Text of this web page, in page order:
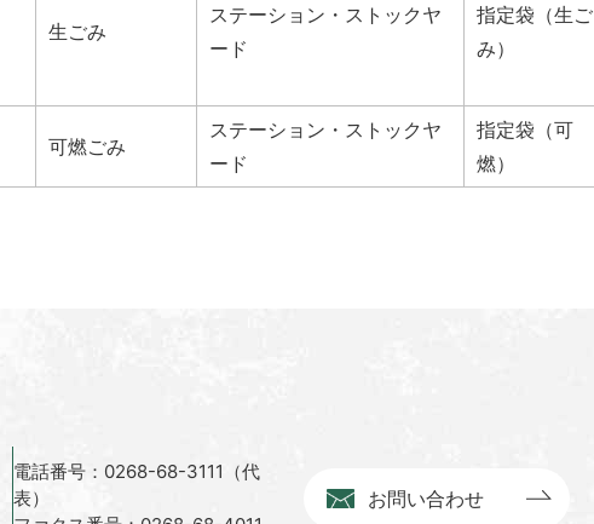
生ごみ
ステーション・ストックヤ
ード
指定袋（生ご
み）
可燃ごみ
ステーション・ストックヤ
ード
指定袋（可
燃）
電話番号：0268-68-3111（代
表）
お問い合わせ